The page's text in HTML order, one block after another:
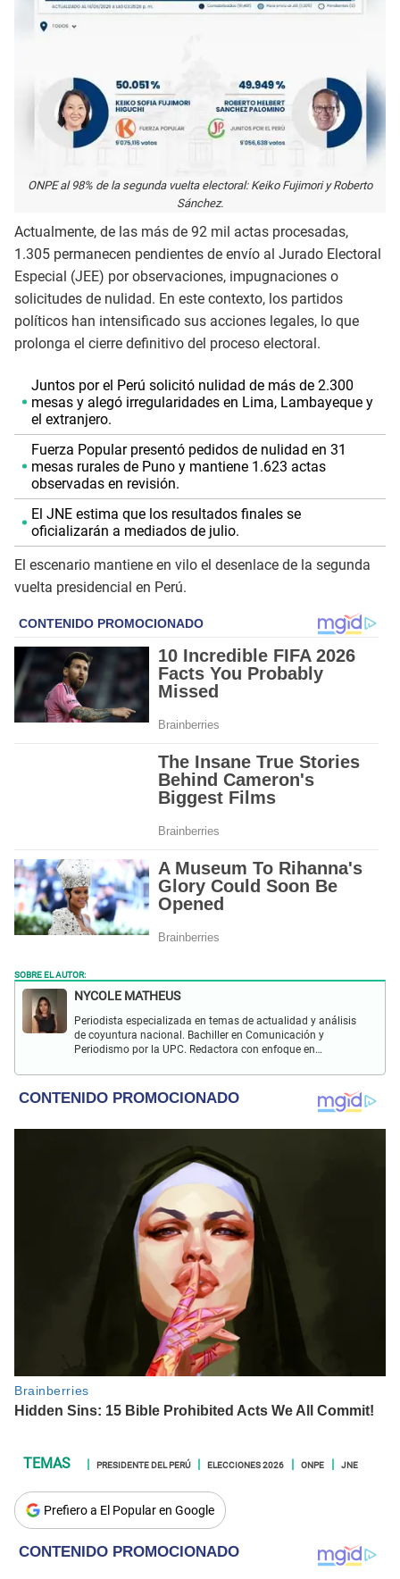
ONPE al 98% de la segunda vuelta electoral: Keiko Fujimori y Roberto
Sánchez.
Actualmente, de las más de 92 mil actas procesadas,
1.305 permanecen pendientes de envío al Jurado Electoral
Especial (JEE) por observaciones, impugnaciones o
solicitudes de nulidad. En este contexto, los partidos
políticos han intensificado sus acciones legales, lo que
prolonga el cierre definitivo del proceso electoral.
Juntos por el Perú solicitó nulidad de más de 2.300
mesas y alegó irregularidades en Lima, Lambayeque y
el extranjero.
Fuerza Popular presentó pedidos de nulidad en 31
mesas rurales de Puno y mantiene 1.623 actas
observadas en revisión.
El JNE estima que los resultados finales se
oficializarán a mediados de julio.
El escenario mantiene en vilo el desenlace de la segunda
vuelta presidencial en Perú.
SOBRE EL AUTOR:
NYCOLE MATHEUS
Periodista especializada en temas de actualidad y análisis
de coyuntura nacional. Bachiller en Comunicación y
Periodismo por la UPC. Redactora con enfoque en
revista Wapa.
PRESIDENTE DEL PERÚ ELECCIONES 2026 ONPE JNE
Prefiero a El Popular en Google